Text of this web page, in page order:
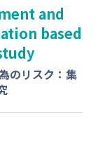
and
based
のリスク：集